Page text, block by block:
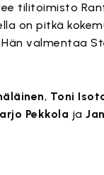
tilitoimisto
on pitkä
valmentaa
, Toni
Pekkola ja